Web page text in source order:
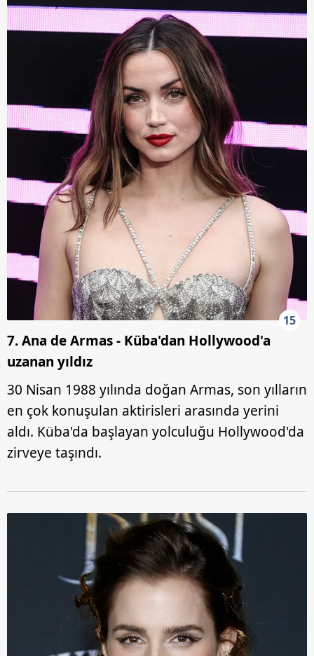
15
7. Ana de Armas - Küba'dan Hollywood'a
uzanan yıldız
30 Nisan 1988 yılında doğan Armas, son yılların
en çok konuşulan aktirisleri arasında yerini
aldı. Küba'da başlayan yolculuğu Hollywood'da
zirveye taşındı.